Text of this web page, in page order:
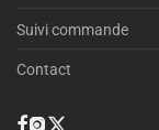
Suivi commande
Contact